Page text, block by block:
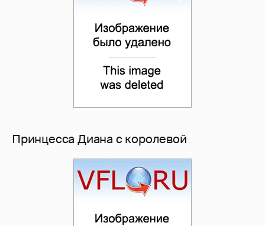
Принцесса Диана с королевой